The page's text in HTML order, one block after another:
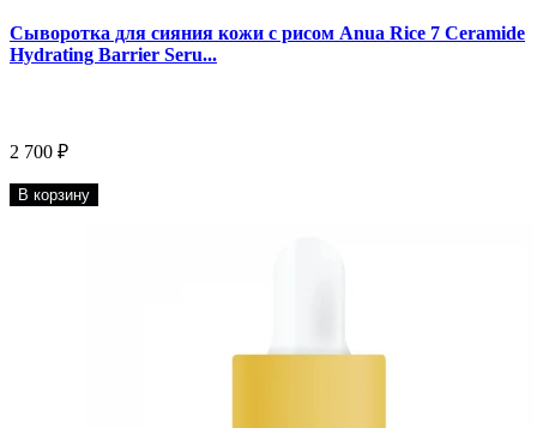
Сыворотка для сияния кожи с рисом Anua Rice 7 Ceramide
Hydrating Barrier Seru...
2 700 ₽
В корзину